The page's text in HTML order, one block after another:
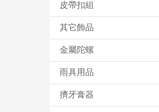
皮帶扣組
其它飾品
金屬陀螺
雨具用品
擠牙膏器